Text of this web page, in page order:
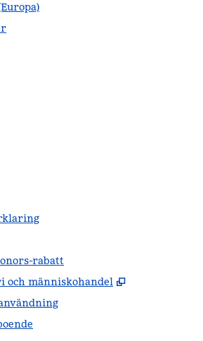
rabatt
och människohandel
,